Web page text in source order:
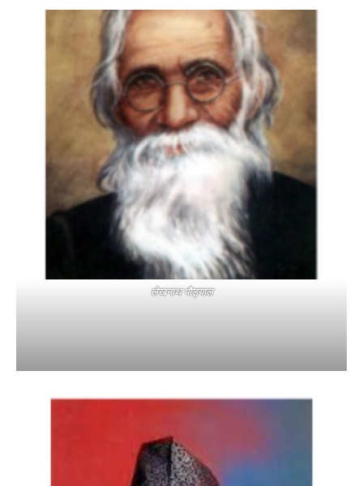
लेखनाथ पौड्याल